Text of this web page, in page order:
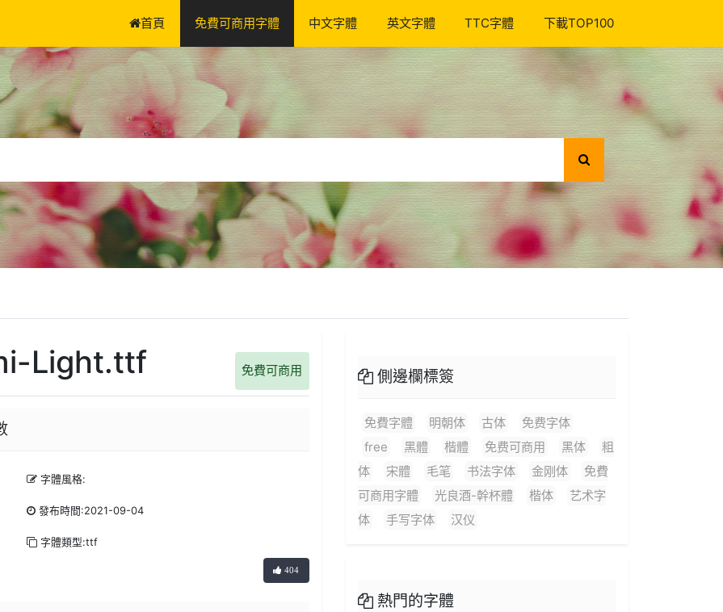
首頁 免費可商用字體 中文字體 英文字體 TTC字體 下載TOP100
Light.ttf 免費可商用
字體風格:
發布時間:2021-09-04
字體類型:ttf
404
側邊欄標簽
免費字體 明朝体 古体
免费字体
free
黑體 楷體 免费可商用 黑体
粗
体
宋體 毛笔 书法字体 金刚体
免費
可商用字體
光良酒-幹杯體 楷体
艺术字
体
手写字体 汉仪
熱門的字體